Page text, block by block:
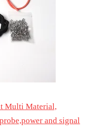
Multi Material,
and signal